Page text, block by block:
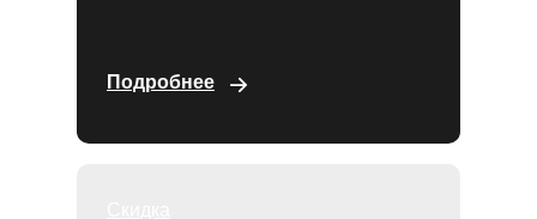
Подробнее